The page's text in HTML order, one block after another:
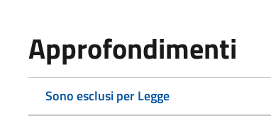
Approfondimenti
Sono esclusi per Legge